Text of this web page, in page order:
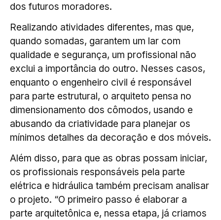
dos futuros moradores.
Realizando atividades diferentes, mas que,
quando somadas, garantem um lar com
qualidade e segurança, um profissional não
exclui a importância do outro. Nesses casos,
enquanto o engenheiro civil é responsável
para parte estrutural, o arquiteto pensa no
dimensionamento dos cômodos, usando e
abusando da criatividade para planejar os
mínimos detalhes da decoração e dos móveis.
Além disso, para que as obras possam iniciar,
os profissionais responsáveis pela parte
elétrica e hidráulica também precisam analisar
o projeto. “O primeiro passo é elaborar a
parte arquitetônica e, nessa etapa, já criamos